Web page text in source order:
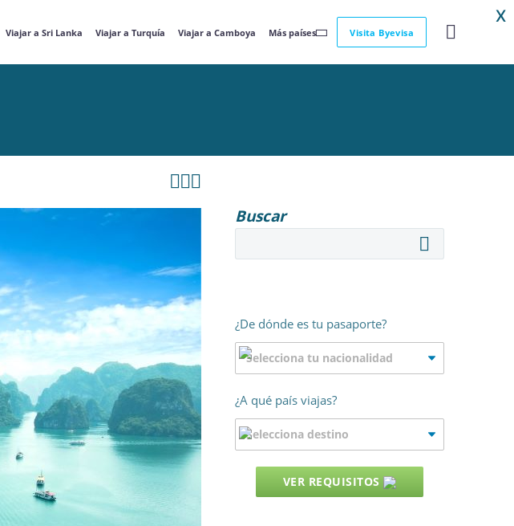
Viajar a Sri Lanka Viajar a Turquía Viajar a Camboya Más países Visita Byevisa

Buscar
¿De dónde es tu pasaporte?
¿A qué país viajas?
VER REQUISITOS
X